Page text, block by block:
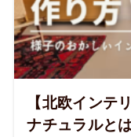
【北欧インテ
ナチュラルと